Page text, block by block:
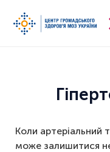
Коли артеріальний
може залишитися